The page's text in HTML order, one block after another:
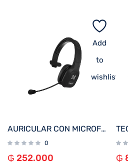
Add
to
wishlist
AURICULAR CON MICROFONO KLIP KCH-750 VOXCOM WIRELESS/BT/1JACK NEGRO
0
₲ 252.000 ₲